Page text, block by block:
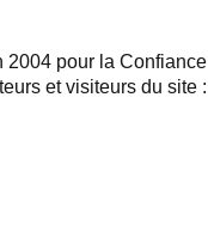
2004 pour la Confiance
et visiteurs du site :